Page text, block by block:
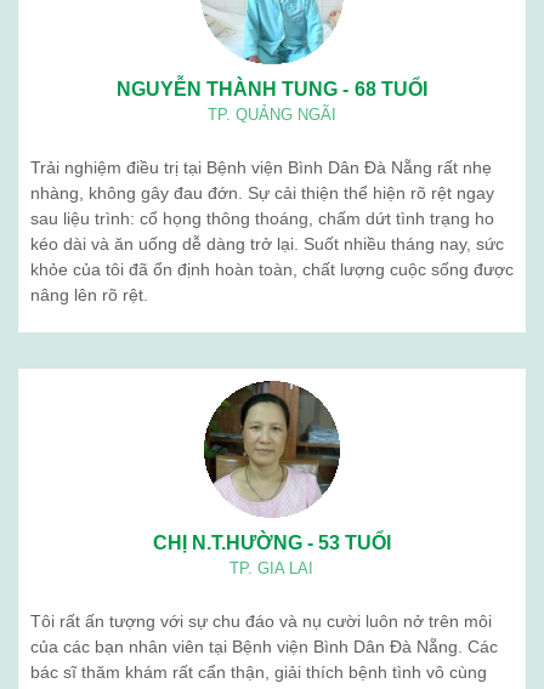
NGUYỄN THÀNH TUNG - 68 TUỔI
TP. QUẢNG NGÃI
Trải nghiệm điều trị tại Bệnh viện Bình Dân Đà Nẵng rất nhẹ
nhàng, không gây đau đớn. Sự cải thiện thể hiện rõ rệt ngay
sau liệu trình: cổ họng thông thoáng, chấm dứt tình trạng ho
kéo dài và ăn uống dễ dàng trở lại. Suốt nhiều tháng nay, sức
khỏe của tôi đã ổn định hoàn toàn, chất lượng cuộc sống được
nâng lên rõ rệt.
CHỊ N.T.HƯỜNG - 53 TUỔI
TP. GIA LAI
Tôi rất ấn tượng với sự chu đáo và nụ cười luôn nở trên môi
của các bạn nhân viên tại Bệnh viện Bình Dân Đà Nẵng. Các
bác sĩ thăm khám rất cẩn thận, giải thích bệnh tình vô cùng